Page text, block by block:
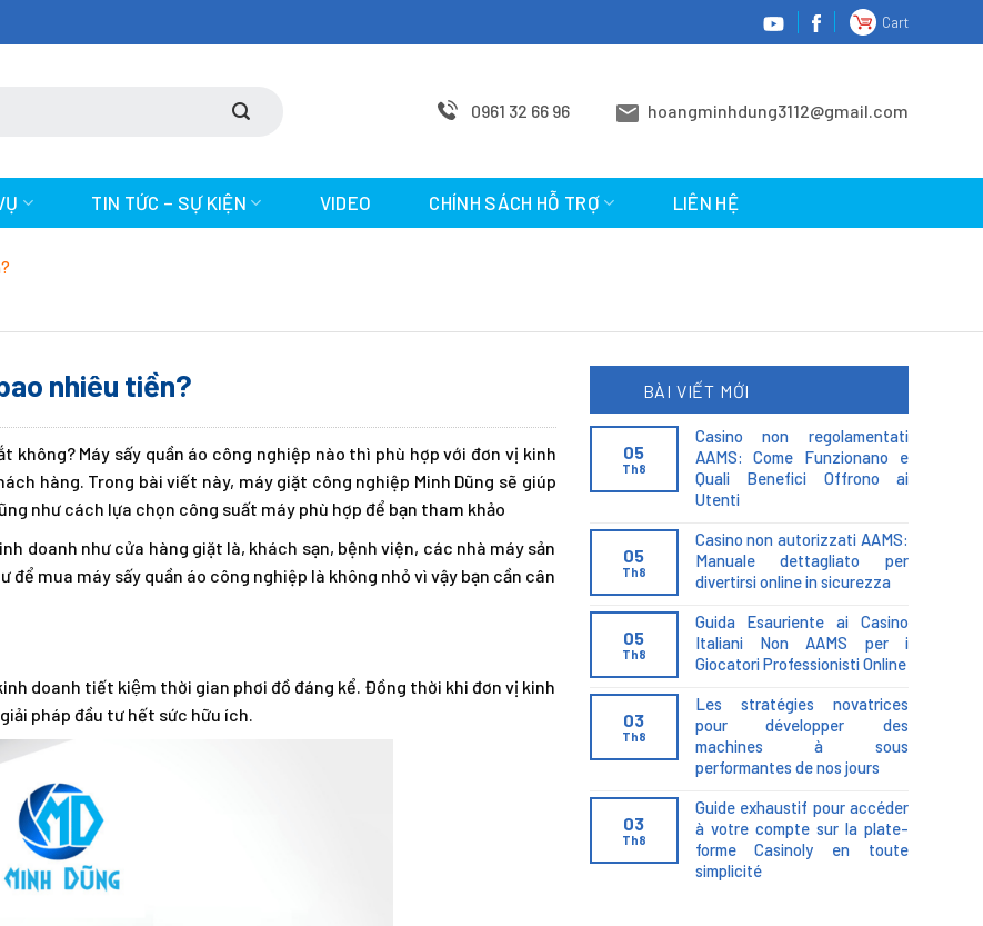
Cart
0961 32 66 96 hoangminhdung3112@gmail.com
TIN TỨC – SỰ KIỆN VIDEO CHÍNH SÁCH HỖ TRỢ LIÊN HỆ
nhiêu tiền?
không? Máy sấy quần áo công nghiệp nào thì phù hợp với đơn vị kinh
hàng. Trong bài viết này, máy giặt công nghiệp Minh Dũng sẽ giúp
như cách lựa chọn công suất máy phù hợp để bạn tham khảo
doanh như cửa hàng giặt là, khách sạn, bệnh viện, các nhà máy sản
mua máy sấy quần áo công nghiệp là không nhỏ vì vậy bạn cần cân
doanh tiết kiệm thời gian phơi đồ đáng kể. Đồng thời khi đơn vị kinh
pháp đầu tư hết sức hữu ích.
BÀI VIẾT MỚI
05
Th8
Casino non regolamentati
AAMS: Come Funzionano e
Quali Benefici Offrono ai
Utenti
05
Th8
Casino non autorizzati AAMS:
Manuale dettagliato per
divertirsi online in sicurezza
05
Th8
Guida Esauriente ai Casino
Italiani Non AAMS per i
Giocatori Professionisti Online
03
Th8
Les stratégies novatrices
pour développer des
machines à sous
performantes de nos jours
03
Th8
Guide exhaustif pour accéder
à votre compte sur la plate-
forme Casinoly en toute
simplicité